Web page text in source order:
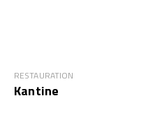
RESTAURATION
Kantine